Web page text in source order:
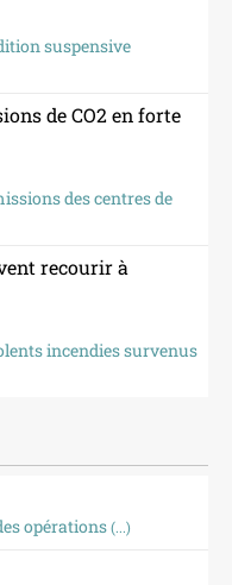
suspensive
de CO2 en forte
des centres de
recourir à
incendies survenus
opérations (...)